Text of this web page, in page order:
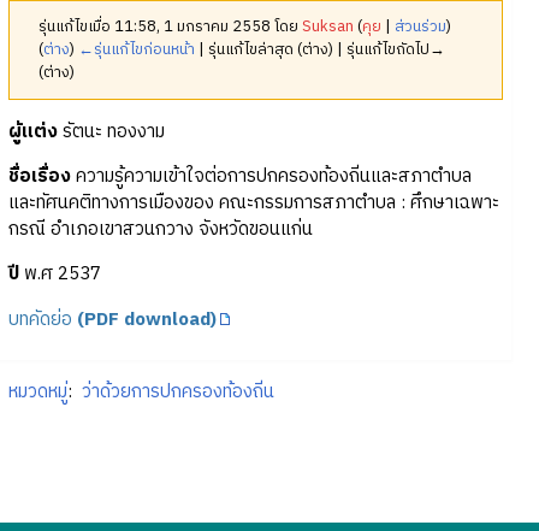
รุ่นแก้ไขเมื่อ 11:58, 1 มกราคม 2558 โดยSuksan (คุย | ส่วนร่วม)
(ต่าง) ←รุ่นแก้ไขก่อนหน้า | รุ่นแก้ไขล่าสุด (ต่าง) | รุ่นแก้ไขถัดไป→
(ต่าง)
ผู้แต่งรัตนะ ทองงาม
ชื่อเรื่องความรู้ความเข้าใจต่อการปกครองท้องถิ่นและสภาตำบล
และทัศนคติทางการเมืองของ คณะกรรมการสภาตำบล : ศึกษาเฉพาะ
กรณี อำเภอเขาสวนกวาง จังหวัดขอนแก่น
ปีพ.ศ 2537
บทคัดย่อ (PDF download)
หมวดหมู่: ว่าด้วยการปกครองท้องถิ่น